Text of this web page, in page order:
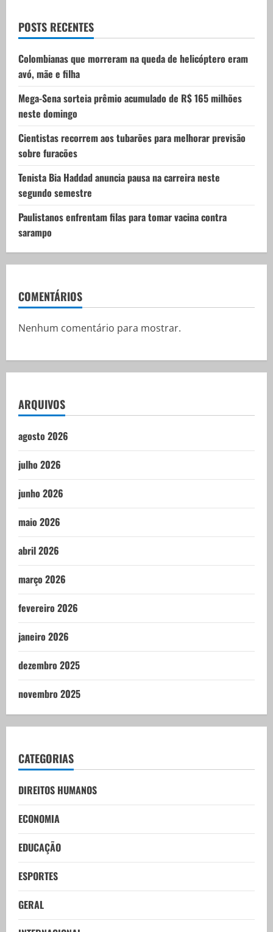
t
i
o
n
POSTS RECENTES
Colombianas que morreram na queda de helicóptero eram
avó, mãe e filha
Mega-Sena sorteia prêmio acumulado de R$ 165 milhões
neste domingo
Cientistas recorrem aos tubarões para melhorar previsão
sobre furacões
Tenista Bia Haddad anuncia pausa na carreira neste
segundo semestre
Paulistanos enfrentam filas para tomar vacina contra
sarampo
COMENTÁRIOS
Nenhum comentário para mostrar.
ARQUIVOS
agosto 2026
julho 2026
junho 2026
maio 2026
abril 2026
março 2026
fevereiro 2026
janeiro 2026
dezembro 2025
novembro 2025
CATEGORIAS
DIREITOS HUMANOS
ECONOMIA
EDUCAÇÃO
ESPORTES
GERAL